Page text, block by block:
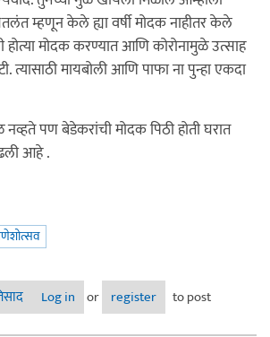
म्हणून केले ह्या वर्षी मोदक नाहीतर केले
मोदक करण्यात आणि कोरोनामुळे उत्साह
त्यासाठी मायबोली आणि पाफा ना पुन्हा एकदा
पण बेडेकरांची मोदक पिठी होती घरात
आहे .
स्पर्धा १ - मोदक बनवणे - पारंपारिक मोदक -
मनीमोहोर
Log in or register
to post